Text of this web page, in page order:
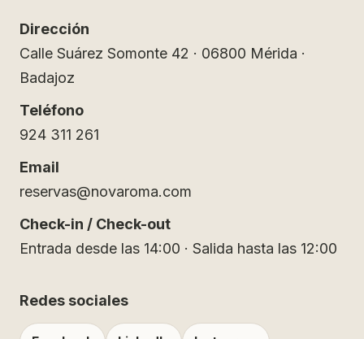
Dirección
Calle Suárez Somonte 42 · 06800 Mérida ·
Badajoz
Teléfono
924 311 261
Email
reservas@novaroma.com
Check-in / Check-out
Entrada desde las 14:00 · Salida hasta las 12:00
Redes sociales